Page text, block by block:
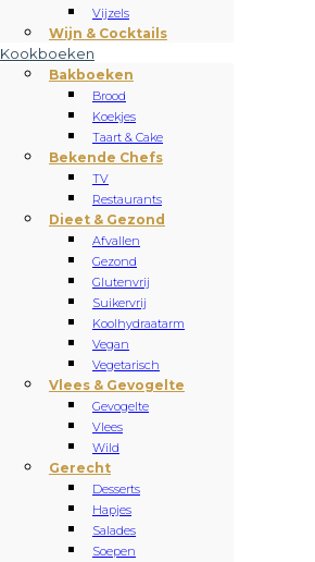
Vijzels
Wijn & Cocktails
Kookboeken
Bakboeken
Brood
Koekjes
Taart & Cake
Bekende Chefs
TV
Restaurants
Dieet & Gezond
Afvallen
Gezond
Glutenvrij
Suikervrij
Koolhydraatarm
Vegan
Vegetarisch
Vlees & Gevogelte
Gevogelte
Vlees
Wild
Gerecht
Desserts
Hapjes
Salades
Soepen